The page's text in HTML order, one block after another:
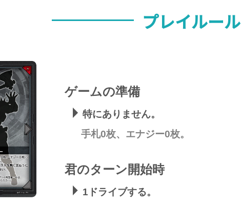
プレイルール
ゲームの準備
特にありません。
手札0枚、エナジー0枚。
君のターン開始時
1ドライブする。